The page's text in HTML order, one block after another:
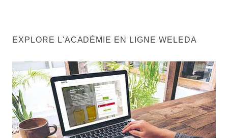
EXPLORE L'ACADÉMIE EN LIGNE WELEDA